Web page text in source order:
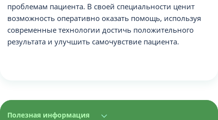
проблемам пациента. В своей специальности ценит
возможность оперативно оказать помощь, используя
современные технологии достичь положительного
результата и улучшить самочувствие пациента.
Полезная информация